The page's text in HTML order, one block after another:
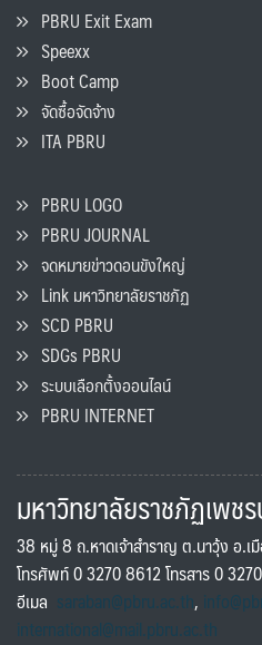
PBRU Exit Exam
Speexx
Boot Camp
จัดซื้อจัดจ้าง
ITA PBRU
PBRU LOGO
PBRU JOURNAL
จดหมายข่าวดอนขังใหญ่
Link มหาวิทยาลัยราชภัฏ
SCD PBRU
SDGs PBRU
ระบบเลือกตั้งออนไลน์
PBRU INTERNET
มหาวิทยาลัยราชภัฏเพช
38 หมู่ 8 ถ.หาดเจ้าสำราญ ต.นาวุ้ง อ.เ
โทรศัพท์ 0 3270 8612 โทรสาร 0
อีเมล saraban@pbru.ac.th,
international@mail.pbru.ac.th